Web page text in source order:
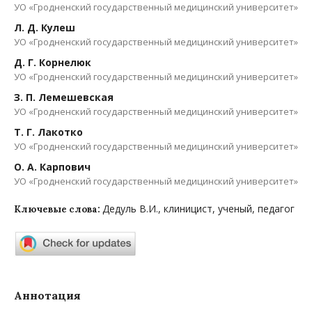
УО «Гродненский государственный медицинский университет»
Л. Д. Кулеш
УО «Гродненский государственный медицинский университет»
Д. Г. Корнелюк
УО «Гродненский государственный медицинский университет»
З. П. Лемешевская
УО «Гродненский государственный медицинский университет»
Т. Г. Лакотко
УО «Гродненский государственный медицинский университет»
О. А. Карпович
УО «Гродненский государственный медицинский университет»
Ключевые слова: Дедуль В.И., клиницист, ученый, педагог
Аннотация